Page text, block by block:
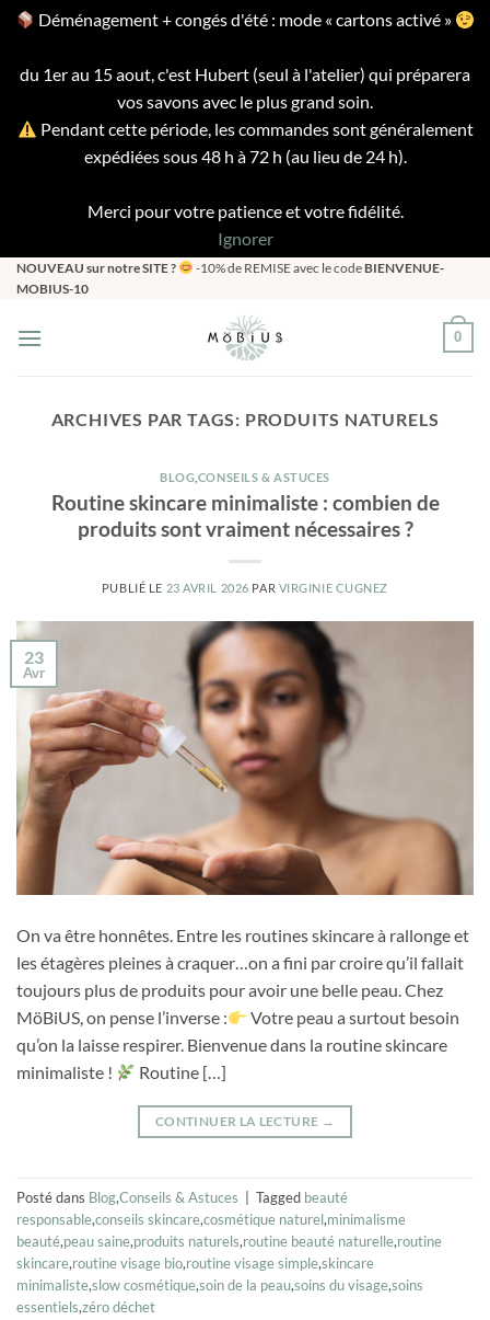
Déménagement + congés d'été : mode « cartons activé »
du 1er au 15 aout, c'est Hubert (seul à l'atelier) qui préparera
vos savons avec le plus grand soin.
Pendant cette période, les commandes sont généralement
expédiées sous 48 h à 72 h (au lieu de 24 h).
Merci pour votre patience et votre fidélité.
Ignorer
Passer
au
NOUVEAU sur notre SITE ? -10% de REMISE avec le code BIENVENUE-
MOBIUS-10
0
ARCHIVES PAR TAGS: PRODUITS NATURELS
BLOG CONSEILS & ASTUCES
Routine skincare minimaliste : combien de
produits sont vraiment nécessaires ?
PUBLIÉ LE 23 AVRIL 2026 PAR VIRGINIE CUGNEZ
23
Avr
On va être honnêtes. Entre les routines skincare à rallonge et
les étagères pleines à craquer…on a fini par croire qu’il fallait
toujours plus de produits pour avoir une belle peau. Chez
MöBiUS, on pense l’inverse :
Votre peau a surtout besoin
qu’on la laisse respirer. Bienvenue dans la routine skincare
minimaliste !
Routine […]
CONTINUER LA LECTURE →
Posté dans Blog,Conseils & Astuces Tagged beauté
responsable,conseils skincare,cosmétique naturel,minimalisme
beauté,peau saine,produits naturels,routine beauté naturelle,routine
skincare,routine visage bio,routine visage simple,skincare
minimaliste,slow cosmétique,soin de la peau,soins du visage,soins
essentiels,zéro déchet